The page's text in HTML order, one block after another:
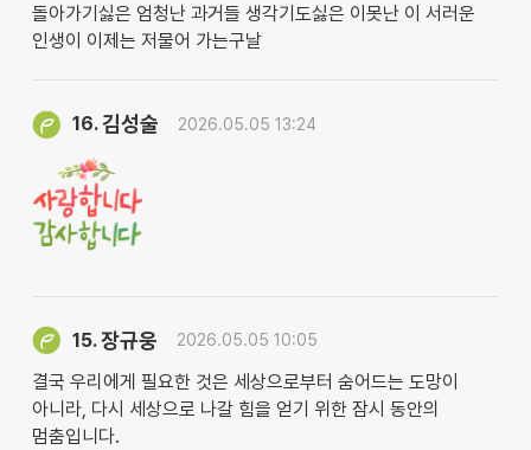
돌아가기싫은 엄청난 과거들 생각기도싫은 이못난 이 서러운
인생이 이제는 저물어 가는구날
16.김성술 2026.05.05 13:24
15.장규웅 2026.05.05 10:05
결국 우리에게 필요한 것은 세상으로부터 숨어드는 도망이
아니라, 다시 세상으로 나갈 힘을 얻기 위한 잠시 동안의
멈춤입니다.